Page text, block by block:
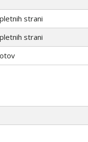
strani
strani